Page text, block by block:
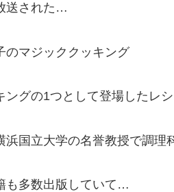
送された…
のマジッククッキング
グの1つとして登場したレシ
国立大学の名誉教授で調理
も多数出版していて…